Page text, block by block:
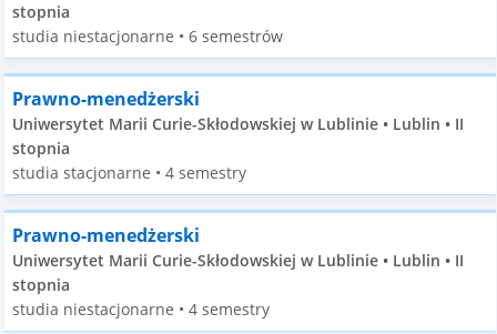
stopnia
studia niestacjonarne • 6 semestrów
Prawno-menedżerski
Uniwersytet Marii Curie-Skłodowskiej w Lublinie • Lublin • II
stopnia
studia stacjonarne • 4 semestry
Prawno-menedżerski
Uniwersytet Marii Curie-Skłodowskiej w Lublinie • Lublin • II
stopnia
studia niestacjonarne • 4 semestry